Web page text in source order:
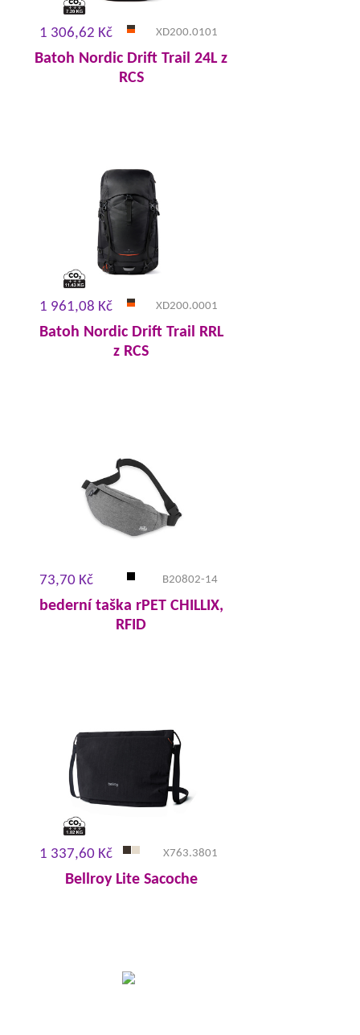
1 306,62 Kč XD200.0101
Batoh Nordic Drift Trail 24L z
RCS
1 961,08 Kč XD200.0001
Batoh Nordic Drift Trail RRL
z RCS
73,70 Kč B20802-14
bederní taška rPET CHILLIX,
RFID
1 337,60 Kč X763.3801
Bellroy Lite Sacoche